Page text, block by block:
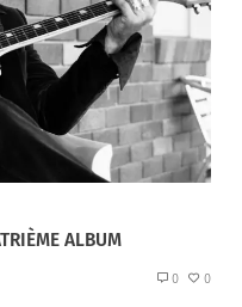
ALBUM
0 0